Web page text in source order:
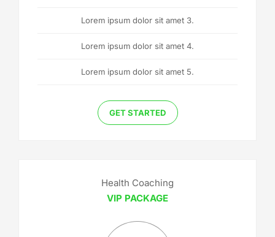
Lorem ipsum dolor sit amet 3.
Lorem ipsum dolor sit amet 4.
Lorem ipsum dolor sit amet 5.
GET STARTED
Health Coaching
VIP PACKAGE